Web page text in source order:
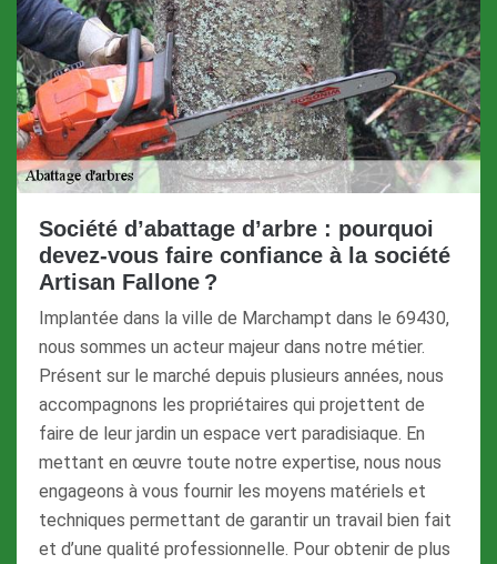
Société d’abattage d’arbre : pourquoi
devez-vous faire confiance à la société
Artisan Fallone ?
Implantée dans la ville de Marchampt dans le 69430,
nous sommes un acteur majeur dans notre métier.
Présent sur le marché depuis plusieurs années, nous
accompagnons les propriétaires qui projettent de
faire de leur jardin un espace vert paradisiaque. En
mettant en œuvre toute notre expertise, nous nous
engageons à vous fournir les moyens matériels et
techniques permettant de garantir un travail bien fait
et d’une qualité professionnelle. Pour obtenir de plus